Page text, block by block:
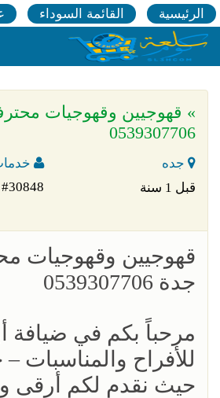
الرئيسية القائمة السوداء
» قهوجيين وقهوجيات
0539307706
جده
قبل 1 سنة
#30848
قهوجيين وقهوجيات
جدة 0539307706
مرحباً بكم في ضيافة
للأفراح والمناسبات
حيث نقدم لكم أرقى